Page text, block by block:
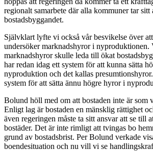
regionalt samarbete där alla kommuner tar sitt
bostadsbyggandet.
Självklart lyfte vi också vår besvikelse över
undersöker marknadshyror i nyproduktionen.
marknadshyror skulle leda till ökat
har redan idag ett system för att kunna sätta
nyproduktion och det kallas
system för att sätta ännu högre hyror i
Bolund höll med om att bostaden inte är som
Enligt lag är bostaden en mänsklig rättighet
även regeringen måste ta sitt ansvar att se till
bostäder. Det är inte rimligt att tvingas bo
grund av bostadsbrist. Per Bolund verkade
boendesituation och nu vill vi se